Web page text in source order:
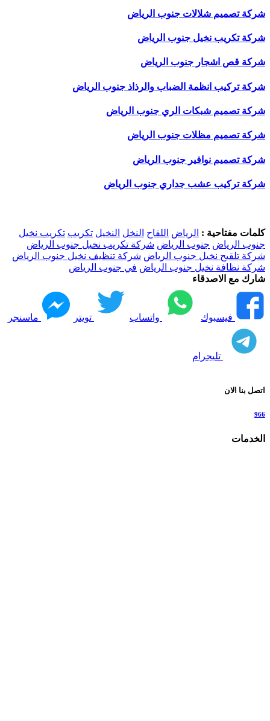
شركة تصميم شلالات جنوب الرياض
شركة تكريب نخيل جنوب الرياض
شركة قص اشجار جنوب الرياض
شركة تركيب انظمة الضباب والرذاذ جنوب الرياض
شركة تصميم شبكات الري جنوب الرياض
شركة تصميم مظلات جنوب الرياض
شركة تصميم نوافير جنوب الرياض
شركة تركيب عشب جداري جنوب الرياض
كلمات مفتاحية : الرياض اللقاح النخل النخيل تكريب تكريب نخيل
جنوب الرياض جنوب الرياض شركة تكريب نخيل جنوب الرياض
شركة تلقيح نخيل جنوب الرياض شركة تنظيف نخيل جنوب الرياض
شركة نظافة نخيل جنوب الرياض في جنوب الرياض
شارك مع الاصدقاء
فيسبوك واتساب تويتر ماسنجر
تليجرام
اتصل بنا الان
966
الخدمات